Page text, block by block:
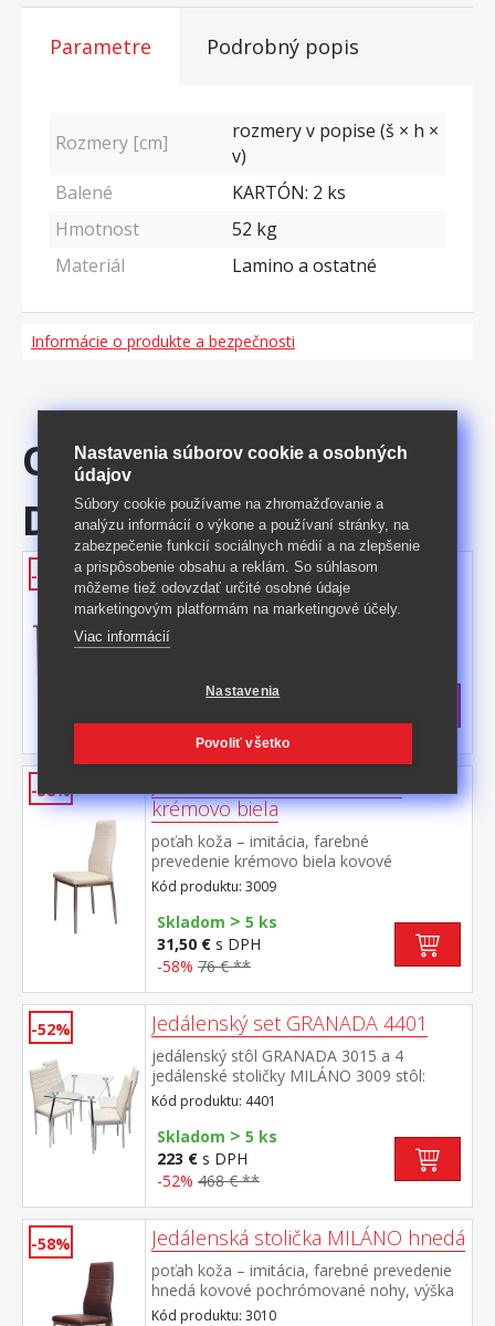
Parametre Podrobný popis
Rozmery [cm]
rozmery v popise (š × h ×
v)
Balené
KARTÓN: 2 ks
Hmotnost
52 kg
Materiál
Lamino a ostatné
Informácie o produkte a bezpečnosti
ODPORÚČAME
DOKÚPIŤ
-39% Jedálenský stôl rozkladací 61605
farebné prevedenie orech rozložiteľný,
výsuvný diel 42 cm rozmer rozloženého
stola (š/h/v) 180 × 80 × 76 cm
Kód produktu: 61605
Skladom >5 ks
s DPH
-39% 330 € **
-58%
krémovo biela
poťah koža – imitácia, farebné
prevedenie krémovo biela kovové
pochrómované nohy, výška sedu 46 cm
Kód produktu: 3009
Skladom > 5 ks
31,50 € s DPH
-58% 76 € **
-52% Jedálenský set GRANADA 4401
jedálenský stôl GRANADA 3015 a 4
jedálenské stoličky MILÁNO 3009 stôl:
kombinácia kov / číre tvrdené sklo,
pochrómované nohy stolička: poťah koža –
imitácia, farebné prevedenie krémovo
biela kovové pochrómované nohy, výška
sedu 46 cm rozmer stola (š/h/v) 110 × 70 ×
cm
Kód produktu: 4401
Skladom > 5 ks
223 € s DPH
-52% 468 € **
-58% Jedálenská stolička MILÁNO hnedá
poťah koža – imitácia, farebné prevedenie
hnedá kovové pochrómované nohy, výška
sedu 46 cm
Kód produktu: 3010
Nastavenia súborov cookie a osobných
údajov
Súbory cookie používame na zhromažďovanie a
analýzu informácií o výkone a používaní stránky, na
zabezpečenie funkcií sociálnych médií a na zlepšenie
a prispôsobenie obsahu a reklám. So súhlasom
môžeme tiež odovzdať určité osobné údaje
marketingovým platformám na marketingové účely.
Viac informácií
Nastavenia
Povoliť všetko